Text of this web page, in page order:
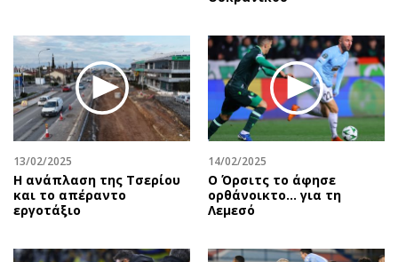
13/02/2025
Η ανάπλαση της Τσερίου
και το απέραντο
εργοτάξιο
14/02/2025
Ο Όρσιτς το άφησε
ορθάνοικτο... για τη
Λεμεσό